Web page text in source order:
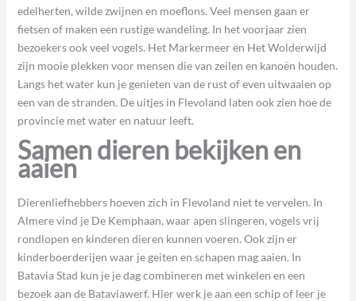
edelherten, wilde zwijnen en moeflons. Veel mensen gaan er
fietsen of maken een rustige wandeling. In het voorjaar zien
bezoekers ook veel vogels. Het Markermeer en Het Wolderwijd
zijn mooie plekken voor mensen die van zeilen en kanoën houden.
Langs het water kun je genieten van de rust of even uitwaaien op
een van de stranden. De uitjes in Flevoland laten ook zien hoe de
provincie met water en natuur leeft.
Samen dieren bekijken en
aaien
Dierenliefhebbers hoeven zich in Flevoland niet te vervelen. In
Almere vind je De Kemphaan, waar apen slingeren, vogels vrij
rondlopen en kinderen dieren kunnen voeren. Ook zijn er
kinderboerderijen waar je geiten en schapen mag aaien. In
Batavia Stad kun je je dag combineren met winkelen en een
bezoek aan de Bataviawerf. Hier werk je aan een schip of leer je